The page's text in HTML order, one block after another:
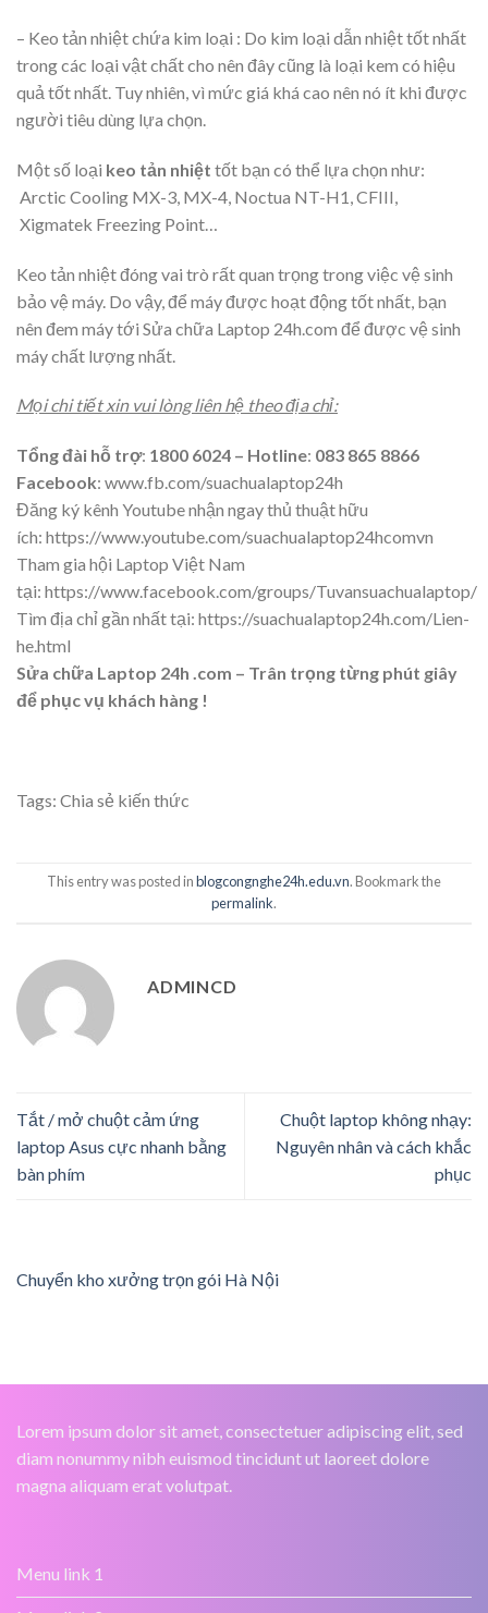
– Keo tản nhiệt chứa kim loại : Do kim loại dẫn nhiệt tốt nhất
trong các loại vật chất cho nên đây cũng là loại kem có hiệu
quả tốt nhất. Tuy nhiên, vì mức giá khá cao nên nó ít khi được
người tiêu dùng lựa chọn.
Một số loại keo tản nhiệt tốt bạn có thể lựa chọn như:
Arctic Cooling MX-3, MX-4, Noctua NT-H1, CFIII,
Xigmatek Freezing Point…
Keo tản nhiệt đóng vai trò rất quan trọng trong việc vệ sinh
bảo vệ máy. Do vậy, để máy được hoạt động tốt nhất, bạn
nên đem máy tới Sửa chữa Laptop 24h.com để được vệ sinh
máy chất lượng nhất.
Mọi chi tiết xin vui lòng liên hệ theo địa chỉ:
Tổng đài hỗ trợ: 1800 6024 – Hotline: 083 865 8866
Facebook: www.fb.com/suachualaptop24h
Đăng ký kênh Youtube nhận ngay thủ thuật hữu
ích: https://www.youtube.com/suachualaptop24hcomvn
Tham gia hội Laptop Việt Nam
tại: https://www.facebook.com/groups/Tuvansuachualaptop/
Tìm địa chỉ gần nhất tại: https://suachualaptop24h.com/Lien-
he.html
Sửa chữa Laptop 24h .com – Trân trọng từng phút giây
để phục vụ khách hàng !
Tags: Chia sẻ kiến thức
This entry was posted inblogcongnghe24h.edu.vn. Bookmark the
permalink.
ADMINCD
Tắt / mở chuột cảm ứng
laptop Asus cực nhanh bằng
bàn phím
Chuột laptop không nhạy:
Nguyên nhân và cách khắc
phục
Chuyển kho xưởng trọn gói Hà Nội
Lorem ipsum dolor sit amet, consectetuer adipiscing elit, sed
diam nonummy nibh euismod tincidunt ut laoreet dolore
magna aliquam erat volutpat.
Menu link 1